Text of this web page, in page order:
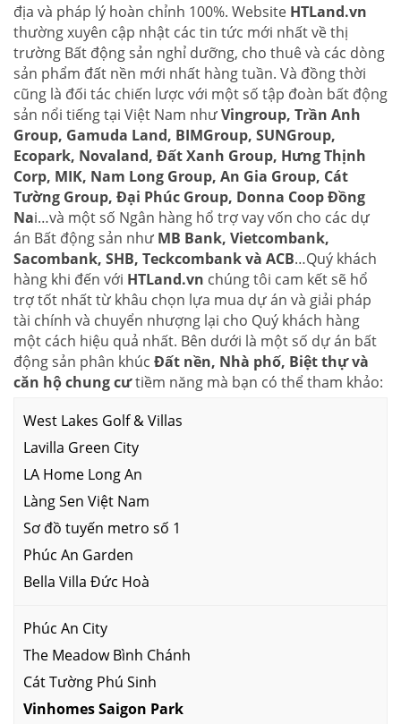
địa và pháp lý hoàn chỉnh 100%. Website HTLand.vn
thường xuyên cập nhật các tin tức mới nhất về thị
trường Bất động sản nghỉ dưỡng, cho thuê và các dòng
sản phẩm đất nền mới nhất hàng tuần. Và đồng thời
cũng là đối tác chiến lược với một số tập đoàn bất động
sản nổi tiếng tại Việt Nam nhưVingroup, Trần Anh
Group, Gamuda Land, BIMGroup, SUNGroup,
Ecopark, Novaland, Đất Xanh Group, Hưng Thịnh
Corp, MIK, Nam Long Group, An Gia Group, Cát
Tường Group, Đại Phúc Group, Donna Coop Đồng
Nai…và một số Ngân hàng hổ trợ vay vốn cho các dự
án Bất động sản như MB Bank, Vietcombank,
Sacombank, SHB, Teckcombank và ACB…Quý khách
hàng khi đến với HTLand.vn chúng tôi cam kết sẽ hổ
trợ tốt nhất từ khâu chọn lựa mua dự án và giải pháp
tài chính và chuyển nhượng lại cho Quý khách hàng
một cách hiệu quả nhất. Bên dưới là một số dự án bất
động sản phân khúc Đất nền, Nhà phố, Biệt thự và
căn hộ chung cưtiềm năng mà bạn có thể tham khảo:
West Lakes Golf & Villas
Lavilla Green City
LA Home Long An
Làng Sen Việt Nam
Sơ đồ tuyến metro số 1
Phúc An Garden
Bella Villa Đức Hoà
Phúc An City
The Meadow Bình Chánh
Cát Tường Phú Sinh
Vinhomes Saigon Park